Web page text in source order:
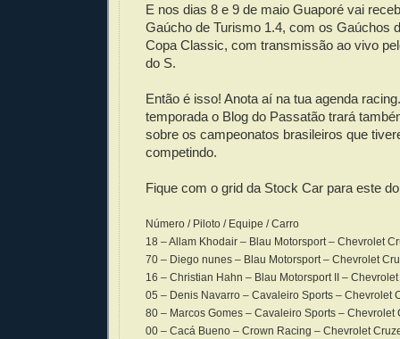
E nos dias 8 e 9 de maio Guaporé vai
Gaúcho de Turismo 1.4, com os Gaúchos
Copa Classic, com transmissão ao vivo
do S.
Então é isso! Anota aí na tua agenda
temporada o Blog do Passatão trará
sobre os campeonatos brasileiros que
competindo.
Fique com o grid da Stock Car para este
Número / Piloto / Equipe / Carro
18 – Allam Khodair – Blau Motorsport – Chevrolet
70 – Diego nunes – Blau Motorsport – Chevrolet
16 – Christian Hahn – Blau Motorsport II –
05 – Denis Navarro – Cavaleiro Sports – Chevrolet
80 – Marcos Gomes – Cavaleiro Sports – Chevrolet
00 – Cacá Bueno – Crown Racing – Chevrolet